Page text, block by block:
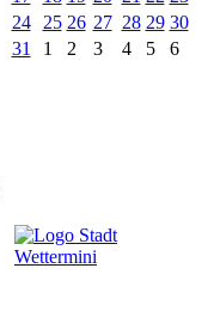
24
25 26 27 28 29 30
31
1 2 3 4 5 6